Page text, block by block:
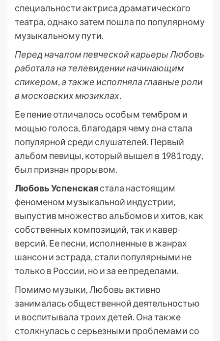
специальности актриса драматического
театра, однако затем пошла по популярному
музыкальному пути.
Перед началом певческой карьеры Любовь
работала на телевидении начинающим
спикером, а также исполняла главные роли
в московских мюзиклах.
Ее пение отличалось особым тембром и
мощью голоса, благодаря чему она стала
популярной среди слушателей. Первый
альбом певицы, который вышел в 1981 году,
был признан прорывом.
Любовь Успенскаястала настоящим
феноменом музыкальной индустрии,
выпустив множество альбомов и хитов, как
собственных композиций, так и кавер-
версий. Ее песни, исполненные в жанрах
шансон и эстрада, стали популярными не
только в России, но и за ее пределами.
Помимо музыки, Любовь активно
занималась общественной деятельностью
и воспитывала троих детей. Она также
столкнулась с серьезными проблемами со